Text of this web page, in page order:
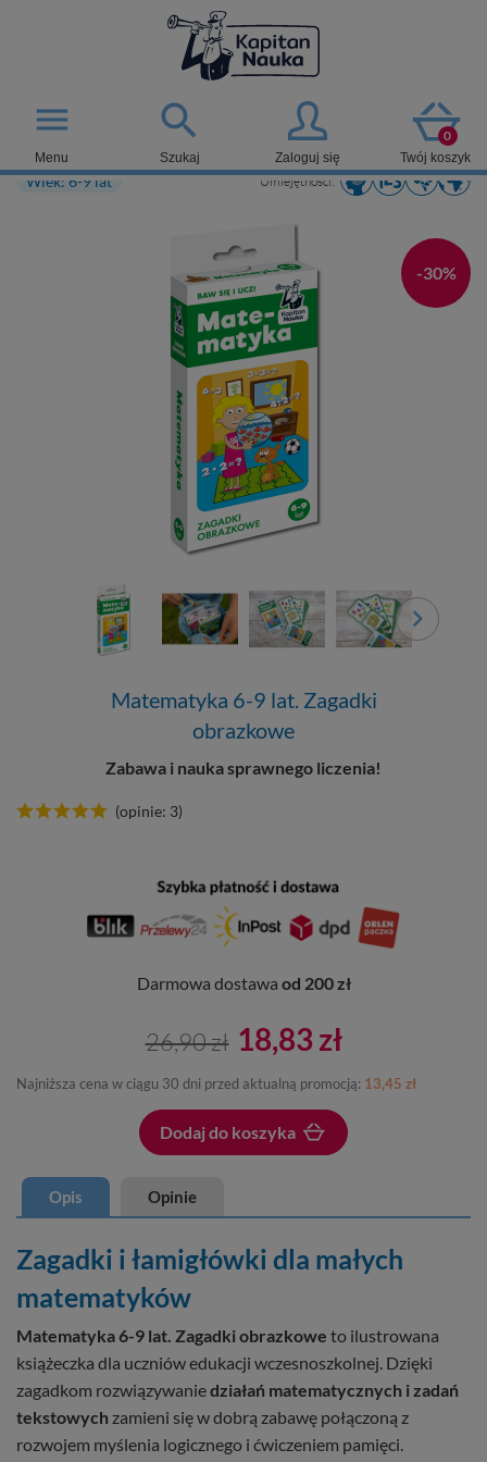

Szukaj Zaloguj się
0
Twój koszyk
menu
Menu
Wiek: 6-9 lat Umiejętności:
-30%
Matematyka 6-9 lat. Zagadki
obrazkowe
Zabawa i nauka sprawnego liczenia!
(opinie: 3)
Darmowa dostawa od 200 zł
26,90 zł 18,83 zł
Najniższa cena w ciągu 30 dni przed aktualną promocją: 13,45 zł
Dodaj do koszyka
Opis Opinie
Zagadki i łamigłówki dla małych
matematyków
Matematyka 6-9 lat. Zagadki obrazkowe to ilustrowana
książeczka dla uczniów edukacji wczesnoszkolnej. Dzięki
zagadkom rozwiązywaniedziałań matematycznych i zadań
tekstowych zamieni się w dobrą zabawę połączoną z
rozwojem myślenia logicznego i ćwiczeniem pamięci.